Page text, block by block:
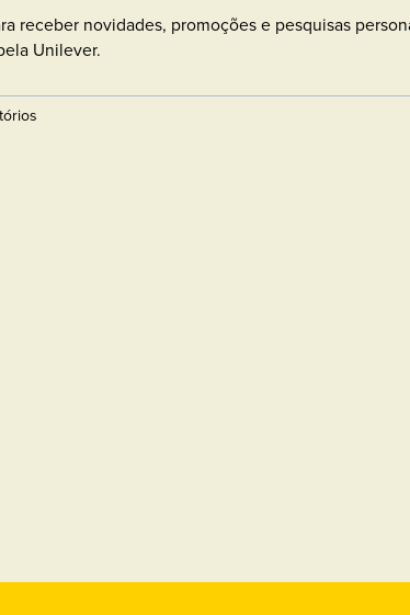
receber novidades, promoções e pesquisas
Unilever.